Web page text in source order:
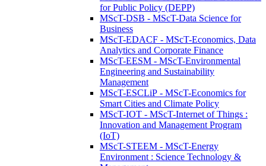
for Public Policy (DEPP)
MScT-DSB - MScT-Data Science for
Business
MScT-EDACF - MScT-Economics, Data
Analytics and Corporate Finance
MScT-EESM - MScT-Environmental
Engineering and Sustainability
Management
MScT-ESCLiP - MScT-Economics for
Smart Cities and Climate Policy
MScT-IOT - MScT-Internet of Things :
Innovation and Management Program
(IoT)
MScT-STEEM - MScT-Energy
Environment : Science Technology &